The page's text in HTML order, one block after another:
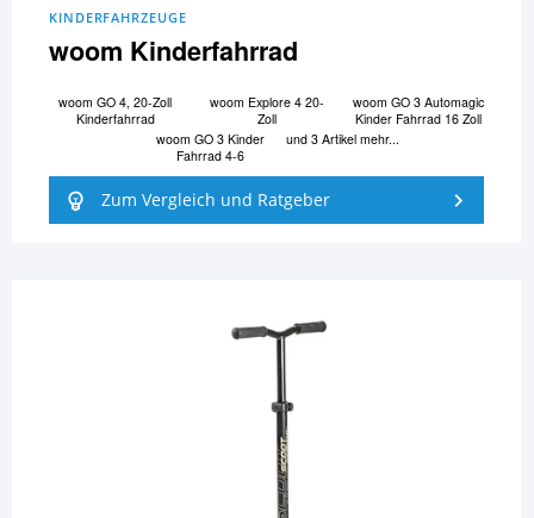
KINDERFAHRZEUGE
woom Kinderfahrrad
woom GO 4, 20-Zoll
Kinderfahrrad
woom Explore 4 20-
Zoll
woom GO 3 Automagic
Kinder Fahrrad 16 Zoll
woom GO 3 Kinder
Fahrrad 4-6
und 3 Artikel mehr...
Zum Vergleich und Ratgeber